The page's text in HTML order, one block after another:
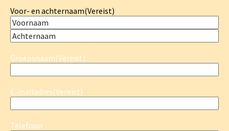
Voor- en achternaam(Vereist)
Groepsnaam(Vereist)
E-mailadres(Vereist)
Telefoon